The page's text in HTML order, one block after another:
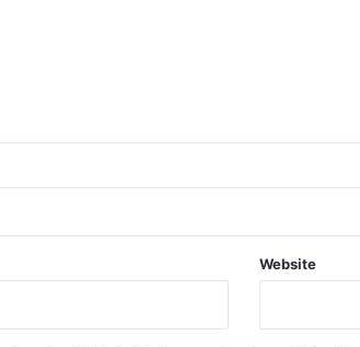
Website